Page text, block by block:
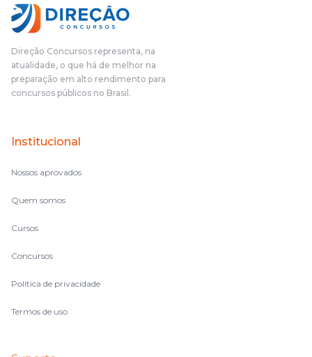
Direção Concursos representa, na
atualidade, o que há de melhor na
preparação em alto rendimento para
concursos públicos no Brasil.
Institucional
Nossos aprovados
Quem somos
Cursos
Concursos
Política de privacidade
Termos de uso